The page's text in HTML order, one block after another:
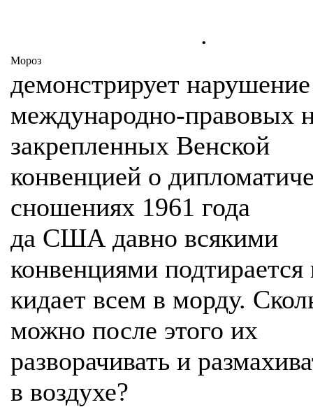
.
Мороз
демонстрирует нарушение
международно-правовых
закрепленных Венской
конвенцией о
сношениях 1961 года
да США давно всякими
конвенциями подтирается
кидает всем в морду.
можно после этого их
разворачивать и
в воздухе?